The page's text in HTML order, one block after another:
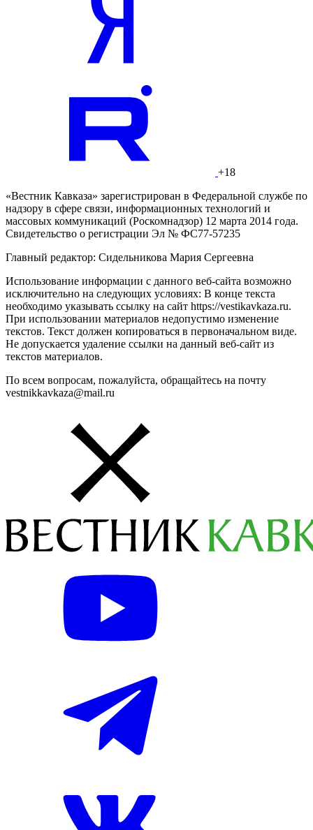
+18
«Вестник Кавказа» зарегистрирован в Федеральной службе по
надзору в сфере связи, информационных технологий и
массовых коммуникаций (Роскомнадзор) 12 марта 2014 года.
Свидетельство о регистрации Эл № ФС77-57235
Главный редактор: Сидельникова Мария Сергеевна
Использование информации с данного веб-сайта возможно
исключительно на следующих условиях: В конце текста
необходимо указывать ссылку на сайт https://vestikavkaza.ru.
При использовании материалов недопустимо изменение
текстов. Текст должен копироваться в первоначальном виде.
Не допускается удаление ссылки на данный веб-сайт из
текстов материалов.
По всем вопросам, пожалуйста, обращайтесь на почту
vestnikkavkaza@mail.ru